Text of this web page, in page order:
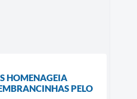
HOMENAGEIA
PELO